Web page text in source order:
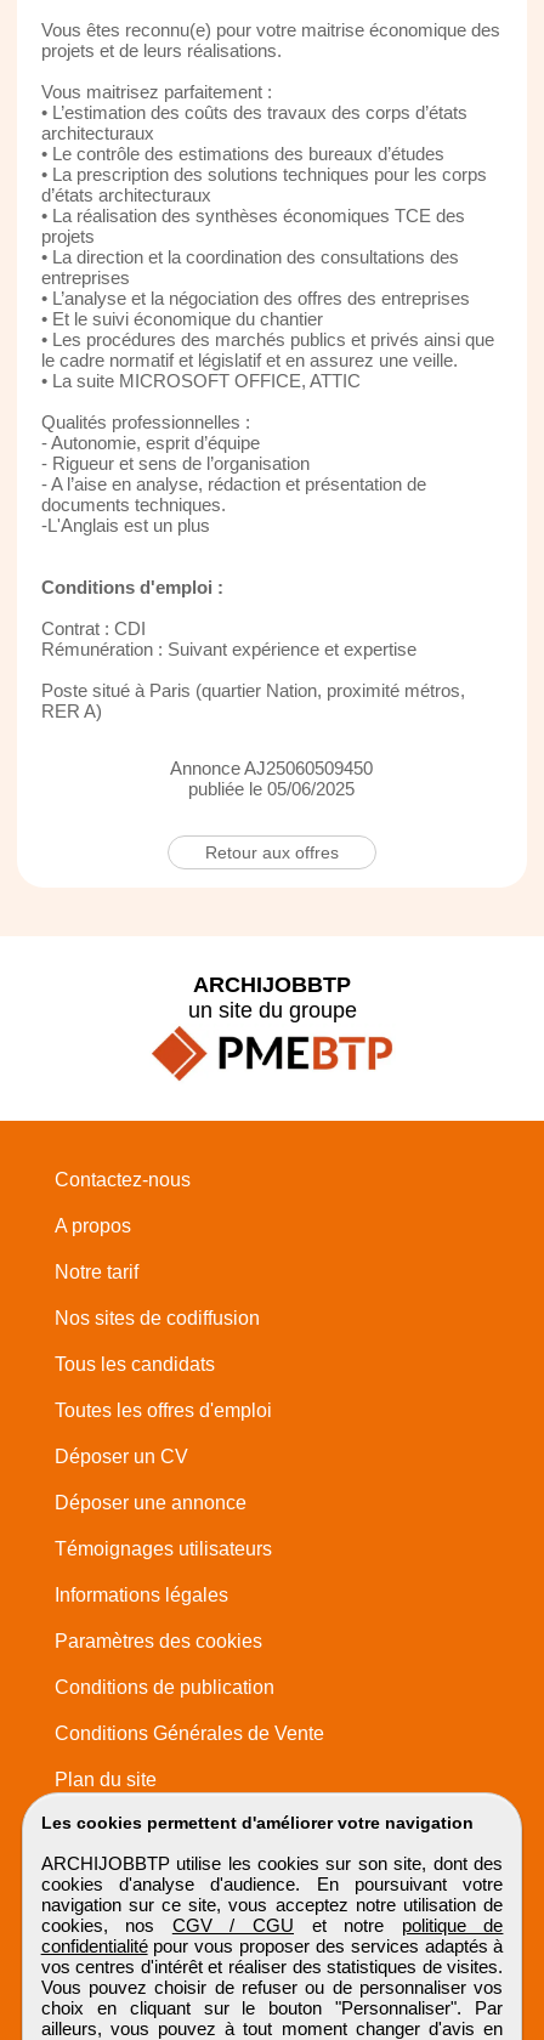
Vous êtes reconnu(e) pour votre maitrise économique des
projets et de leurs réalisations.
Vous maitrisez parfaitement :
• L’estimation des coûts des travaux des corps d’états
architecturaux
• Le contrôle des estimations des bureaux d’études
• La prescription des solutions techniques pour les corps
d’états architecturaux
• La réalisation des synthèses économiques TCE des
projets
• La direction et la coordination des consultations des
entreprises
• L’analyse et la négociation des offres des entreprises
• Et le suivi économique du chantier
• Les procédures des marchés publics et privés ainsi que
le cadre normatif et législatif et en assurez une veille.
• La suite MICROSOFT OFFICE, ATTIC
Qualités professionnelles :
- Autonomie, esprit d’équipe
- Rigueur et sens de l’organisation
- A l’aise en analyse, rédaction et présentation de
documents techniques.
-L'Anglais est un plus
Conditions d'emploi :
Contrat : CDI
Rémunération : Suivant expérience et expertise
Poste situé à Paris (quartier Nation, proximité métros,
RER A)
Annonce AJ25060509450
publiée le 05/06/2025
Retour aux offres
Les cookies permettent d'améliorer votre navigation
ARCHIJOBBTP utilise les cookies sur son site, dont des
cookies d'analyse d'audience. En poursuivant votre
navigation sur ce site, vous acceptez notre utilisation de
cookies, nos CGV / CGU et notre politique de
confidentialitépour vous proposer des services adaptés à
vos centres d'intérêt et réaliser des statistiques de visites.
Vous pouvez choisir de refuser ou de personnaliser vos
choix en cliquant sur le bouton "Personnaliser". Par
ailleurs, vous pouvez à tout moment changer d'avis en
ARCHIJOBBTP
un site du groupe
Contactez-nous
A propos
Notre tarif
Nos sites de codiffusion
Tous les candidats
Toutes les offres d'emploi
Déposer un CV
Déposer une annonce
Témoignages utilisateurs
Informations légales
Paramètres des cookies
Conditions de publication
Conditions Générales de Vente
Plan du site